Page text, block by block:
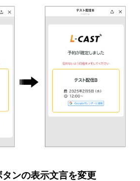
ンの表示文言を変更